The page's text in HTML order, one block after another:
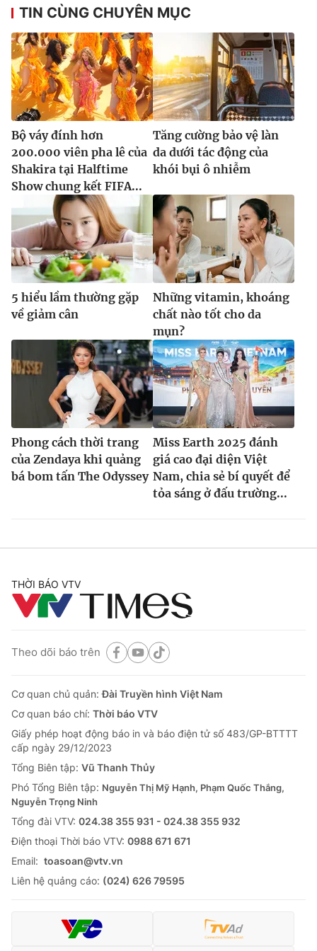
THỜI BÁO VTV
Theo dõi báo trên
Cơ quan chủ quản:Đài Truyền hình Việt Nam
Cơ quan báo chí:Thời báo VTV
Giấy phép hoạt động báo in và báo điện tử số 483/GP-BTTTT
cấp ngày 29/12/2023
Tổng Biên tập:Vũ Thanh Thủy
Phó Tổng Biên tập:Nguyễn Thị Mỹ Hạnh, Phạm Quốc Thắng,
Nguyễn Trọng Ninh
Tổng đài VTV:024.38 355 931 - 024.38 355 932
Ðiện thoại Thời báo VTV:
024.66 897 897
Email:
toasoan@vtv.vn
Liên hệ quảng cáo:024-7300.7108
thuận bằng văn bản. Ghi rõ nguồn VTV.vn khi phát hành lại
thông tin từ website này.
TIN CÙNG CHUYÊN MỤC
Bộ váy đính hơn
200.000 viên pha lê của
Shakira tại Halftime
Show chung kết FIFA...
Tăng cường bảo vệ làn
da dưới tác động của
khói bụi ô nhiễm
5 hiểu lầm thường gặp
về giảm cân
Những vitamin, khoáng
chất nào tốt cho da
mụn?
Phong cách thời trang
của Zendaya khi quảng
bá bom tấn The Odyssey
Miss Earth 2025 đánh
giá cao đại diện Việt
Nam, chia sẻ bí quyết để
tỏa sáng ở đấu trường...
THỜI BÁO VTV
Theo dõi báo trên
Cơ quan chủ quản:Đài Truyền hình Việt Nam
Cơ quan báo chí: Thời báo VTV
Giấy phép hoạt động báo in và báo điện tử số 483/GP-BTTTT
cấp ngày 29/12/2023
Tổng Biên tập: Vũ Thanh Thủy
Phó Tổng Biên tập: Nguyễn Thị Mỹ Hạnh, Phạm Quốc Thắng,
Nguyễn Trọng Ninh
Tổng đài VTV: 024.38 355 931 - 024.38 355 932
Ðiện thoại Thời báo VTV: 0988 671 671
Email: toasoan@vtv.vn
Liên hệ quảng cáo: (024) 626 79595